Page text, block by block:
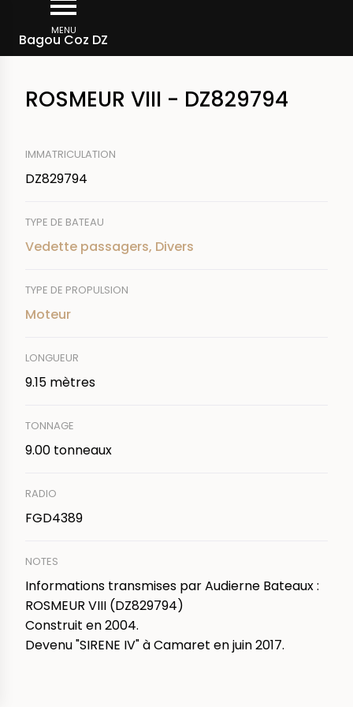
contenu
MENU
Bagou Coz DZ
d'Ariane
Rechercher un bateau
ROSMEUR VIII - DZ829794
IMMATRICULATION
DZ829794
TYPE DE BATEAU
Vedette passagers, Divers
TYPE DE PROPULSION
Moteur
LONGUEUR
9.15 mètres
TONNAGE
9.00 tonneaux
RADIO
FGD4389
NOTES
Informations transmises par Audierne Bateaux :
ROSMEUR VIII (DZ829794)
Construit en 2004.
Devenu "SIRENE IV" à Camaret en juin 2017.